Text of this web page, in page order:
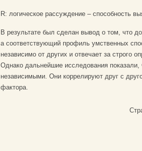
R: логическое рассуждение – способность
В результате был сделан вывод о том, что
а соответствующий профиль умственных
независимо от других и отвечает за строго
Однако дальнейшие исследования
независимыми. Они коррелируют друг с
фактора.